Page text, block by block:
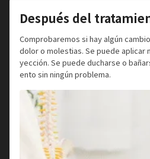
Después del
Comprobaremos si hay algún
dolor o molestias. Se puede aplicar
yección. Se puede ducharse o
ento sin ningún problema.